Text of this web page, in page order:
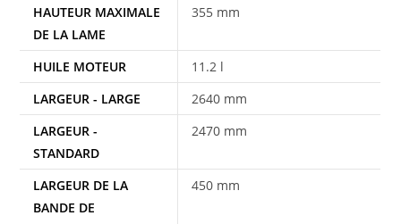
HAUTEUR MAXIMALE
DE LA LAME
355 mm
HUILE MOTEUR
11.2 l
LARGEUR - LARGE
2640 mm
LARGEUR -
STANDARD
2470 mm
LARGEUR DE LA
BANDE DE
450 mm